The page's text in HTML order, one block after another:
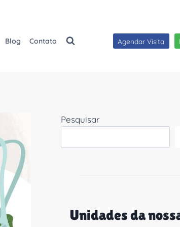
Blog Contato Agendar Visita
Pesquisar
Unidades da